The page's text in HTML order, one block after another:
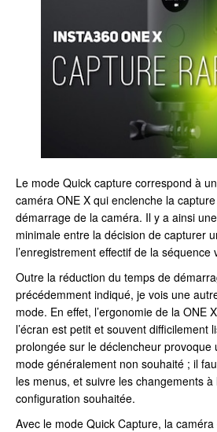
Le mode Quick capture correspond à
caméra ONE X qui enclenche la
démarrage de la caméra. Il y a ainsi
minimale entre la décision de capturer
l’enregistrement effectif de la séquence
Outre la réduction du temps de
précédemment indiqué, je vois une
mode. En effet, l’ergonomie de la ONE
l’écran est petit et souvent difficilement
prolongée sur le déclencheur provoque
mode généralement non souhaité ; il
les menus, et suivre les changements à
configuration souhaitée.
Avec le mode Quick Capture, la